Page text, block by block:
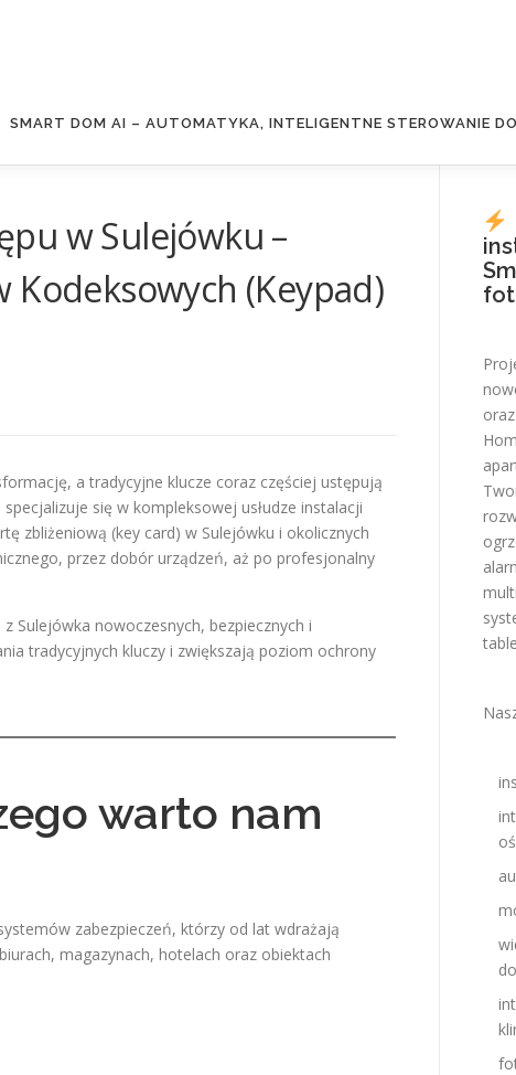
SMART DOM AI – AUTOMATYKA, INTELIGENTNE STEROWANIE
w Sulejówku –
(Keypad)
a tradycyjne klucze coraz częściej ustępują
się w kompleksowej usłudze instalacji
zbliżeniową (key card) w Sulejówku i okolicznych
przez dobór urządzeń, aż po profesjonalny
Sulejówka nowoczesnych, bezpiecznych i
tradycyjnych kluczy i zwiększają poziom ochrony
warto nam
zabezpieczeń, którzy od lat wdrażają
magazynach, hotelach oraz obiektach